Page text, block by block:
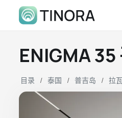
ENIGMA
目录 泰国 普吉岛 拉